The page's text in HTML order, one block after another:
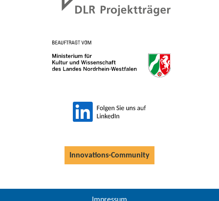
Innovations-Community